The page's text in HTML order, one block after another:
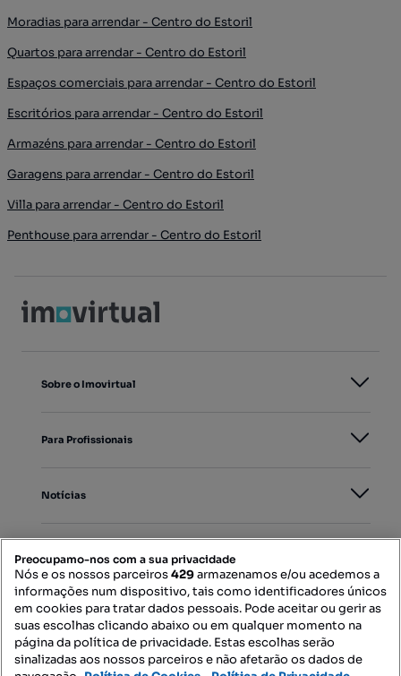
Moradias para arrendar - Centro do Estoril
Quartos para arrendar - Centro do Estoril
Espaços comerciais para arrendar - Centro do Estoril
Escritórios para arrendar - Centro do Estoril
Armazéns para arrendar - Centro do Estoril
Garagens para arrendar - Centro do Estoril
Villa para arrendar - Centro do Estoril
Penthouse para arrendar - Centro do Estoril
Sobre o Imovirtual
Para Profissionais
Notícias
Mapa do Site
Contacte-nos
Preocupamo-nos com a sua privacidade
Nós e os nossos parceiros429armazenamos e/ou acedemos a
informações num dispositivo, tais como identificadores únicos
em cookies para tratar dados pessoais. Pode aceitar ou gerir as
suas escolhas clicando abaixo ou em qualquer momento na
página da política de privacidade. Estas escolhas serão
sinalizadas aos nossos parceiros e não afetarão os dados de